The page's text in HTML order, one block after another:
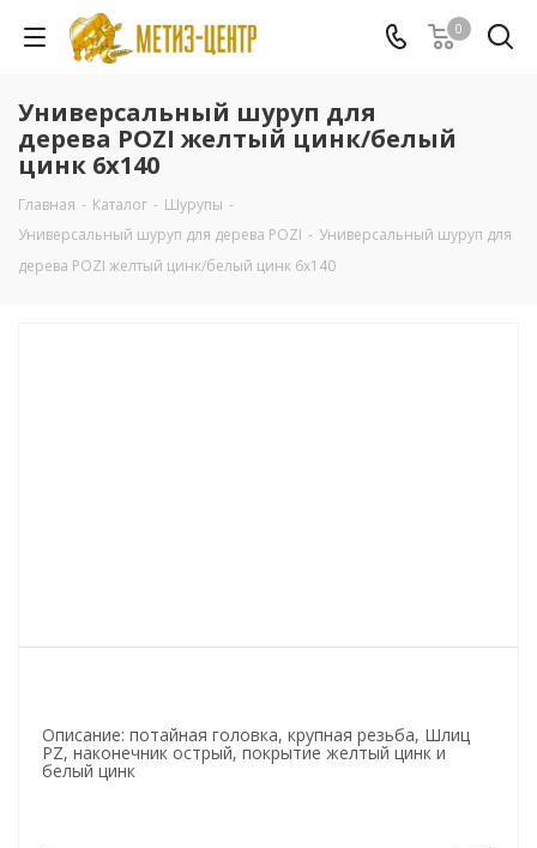
0
Универсальный шуруп для
дерева POZI желтый цинк/белый
цинк 6х140
Главная - Каталог - Шурупы -
Универсальный шуруп для дерева POZI - Универсальный шуруп для
дерева POZI желтый цинк/белый цинк 6х140
Описание: потайная головка, крупная резьба, Шлиц
PZ, наконечник острый, покрытие желтый цинк и
белый цинк